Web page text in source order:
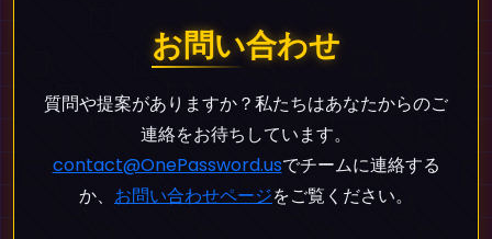
お問い合わせ
質問や提案がありますか？私たちはあなたからのご
連絡をお待ちしています。
contact@OnePassword.usでチームに連絡する
か、 お問い合わせページをご覧ください。